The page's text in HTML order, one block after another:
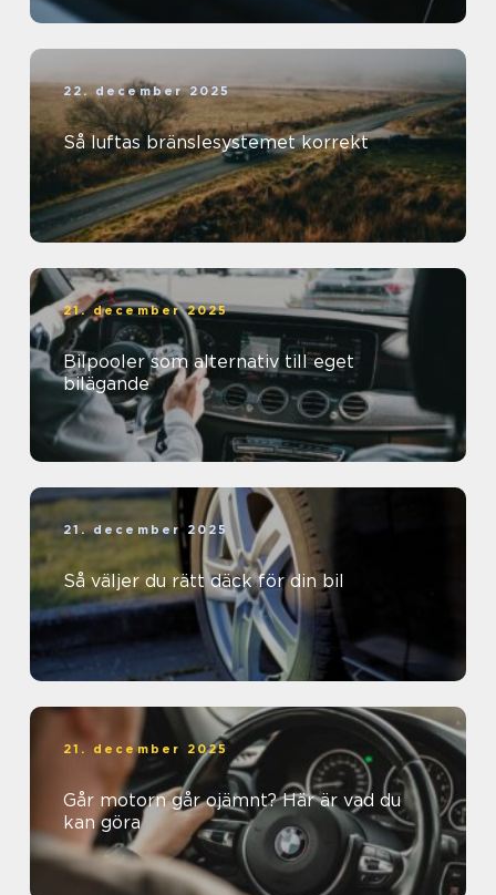
22. december 2025
Så luftas bränslesystemet korrekt
21. december 2025
Bilpooler som alternativ till eget
bilägande
21. december 2025
Så väljer du rätt däck för din bil
21. december 2025
Går motorn går ojämnt? Här är vad du
kan göra